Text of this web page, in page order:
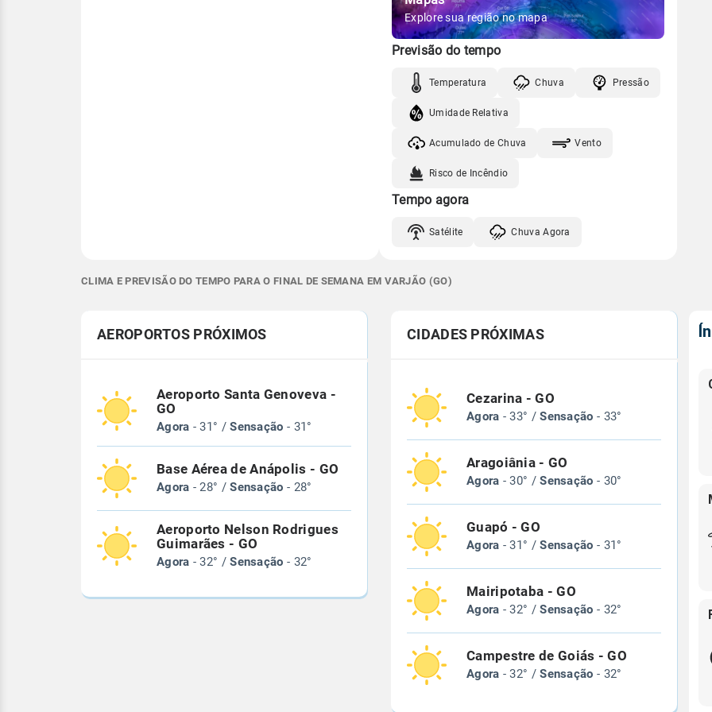
Explore sua região no mapa
Previsão do tempo
Temperatura Chuva Pressão
Umidade Relativa
Acumulado de Chuva Vento
Risco de Incêndio
Tempo agora
Satélite Chuva Agora
CLIMA E PREVISÃO DO TEMPO PARA O FINAL DE SEMANA EM VARJÃO (GO)
AEROPORTOS PRÓXIMOS
Aeroporto Santa Genoveva -
GO
Agora - 31° /Sensação - 31°
Base Aérea de Anápolis - GO
Agora - 28° /Sensação - 28°
Aeroporto Nelson Rodrigues
Guimarães - GO
Agora - 32° /Sensação - 32°
CIDADES PRÓXIMAS
Cezarina - GO
Agora - 33° /Sensação - 33°
Aragoiânia - GO
Agora - 30° /Sensação - 30°
Guapó - GO
Agora - 31° /Sensação - 31°
Mairipotaba - GO
Agora - 32° /Sensação - 32°
Campestre de Goiás - GO
Agora - 32° /Sensação - 32°